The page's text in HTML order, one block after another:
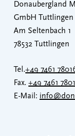
Donaubergland
GmbH Tuttlingen
Am Seltenbach 1
78532 Tuttlingen
Tel.+49 7461
Fax. +49 7461
E-Mail: